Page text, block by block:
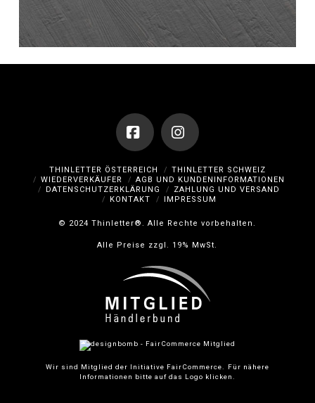
FacebookInstagram
THINLETTER ÖSTERREICH
THINLETTER SCHWEIZ
WIEDERVERKÄUFER
AGB UND KUNDENINFORMATIONEN
DATENSCHUTZERKLÄRUNG
ZAHLUNG UND VERSAND
KONTAKT
IMPRESSUM
© 2024 Thinletter®. Alle Rechte vorbehalten.
Alle Preise zzgl. 19% MwSt.
Wir sind Mitglied der Initiative FairCommerce.
Für nähere
Informationen bitte auf das Logo klicken.